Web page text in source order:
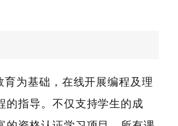
育为基础，在线开展编程及理
的指导。不仅支持学生的成